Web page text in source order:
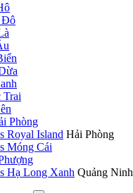
Đô
Trai
Phòng
Royal Island Hải Phòng
Móng Cái
Hạ Long Xanh Quảng Ninh